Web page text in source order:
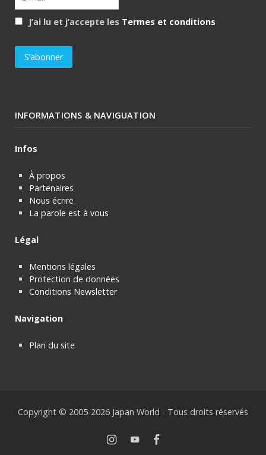
J’ai lu et j’accepte les Termes et conditions
INFORMATIONS & NAVIGUATION
Infos
À propos
Partenaires
Nous écrire
La parole est à vous
Légal
Mentions légales
Protection de données
Conditions Newsletter
Navigation
Plan du site
Copyright © 2005-2026 Japan World - Tous droits réservés